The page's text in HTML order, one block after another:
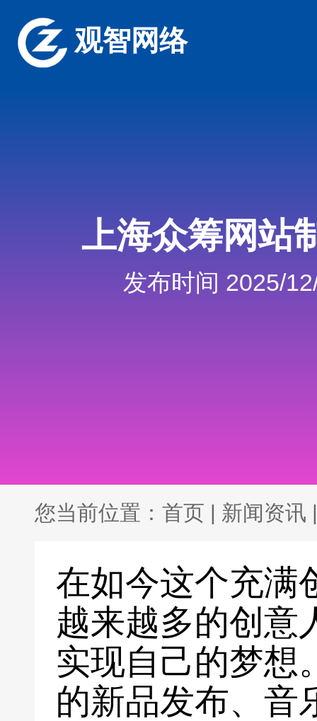
观智网络
上海众筹网站
发布时间 2025/
您当前位置： 首页 | 新闻资讯 |
在如今这个充满
越来越多的创意
实现自己的梦想
的新品发布、音